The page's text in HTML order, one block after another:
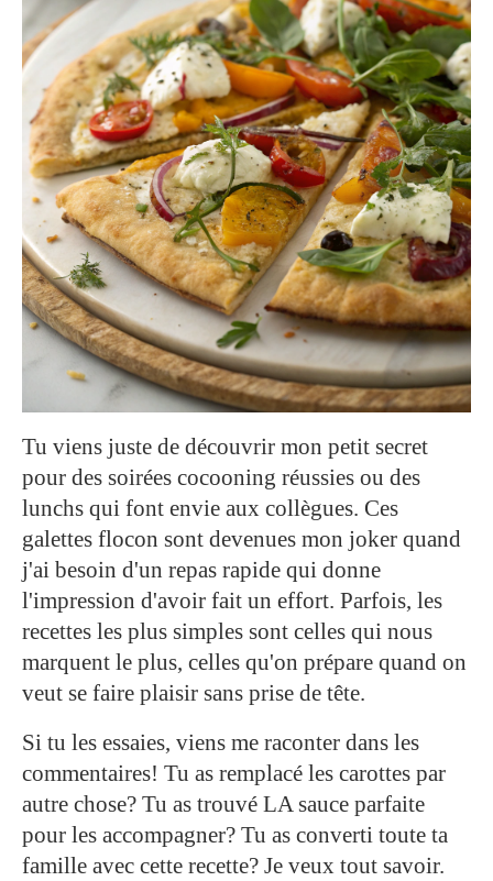
Tu viens juste de découvrir mon petit secret
pour des soirées cocooning réussies ou des
lunchs qui font envie aux collègues. Ces
galettes flocon sont devenues mon joker quand
j'ai besoin d'un repas rapide qui donne
l'impression d'avoir fait un effort. Parfois, les
recettes les plus simples sont celles qui nous
marquent le plus, celles qu'on prépare quand on
veut se faire plaisir sans prise de tête.
Si tu les essaies, viens me raconter dans les
commentaires! Tu as remplacé les carottes par
autre chose? Tu as trouvé LA sauce parfaite
pour les accompagner? Tu as converti toute ta
famille avec cette recette? Je veux tout savoir.